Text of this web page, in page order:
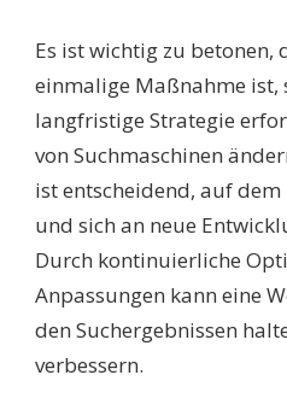
Es ist wichtig zu betonen,
einmalige Maßnahme ist,
langfristige Strategie
von Suchmaschinen
ist entscheidend, auf
und sich an neue
Durch kontinuierliche
Anpassungen kann eine
den Suchergebnissen
verbessern.